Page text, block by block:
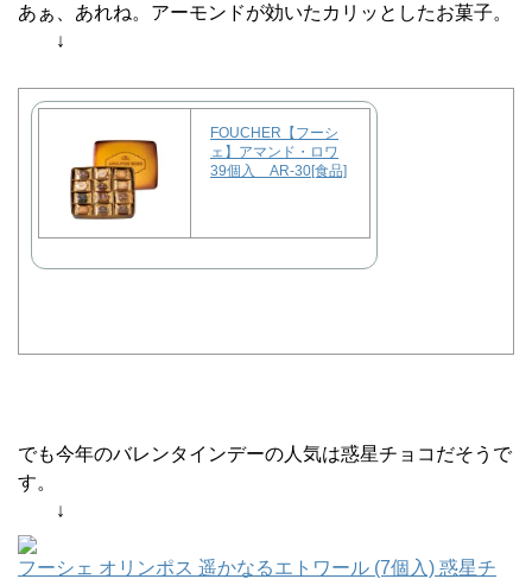
あぁ、あれね。アーモンドが効いたカリッとしたお菓子。
↓
FOUCHER【フーシ
ェ】アマンド・ロワ
39個入 AR-30[食品]
でも今年のバレンタインデーの人気は惑星チョコだそうで
す。
↓
フーシェ オリンポス 遥かなるエトワール (7個入) 惑星チ